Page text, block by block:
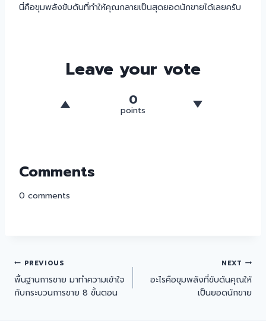
นี่คือขุมพลังขับดันที่ทำให้คุณกลายเป็นสุดยอดนักขายได้เลยครับ
Leave your vote
0
points
Comments
0 comments
PREVIOUS
พื้นฐานการขาย มาทำความเข้าใจ
กับกระบวนการขาย 8 ขั้นตอน
NEXT
อะไรคือขุมพลังที่ขับดันคุณให้
เป็นยอดนักขาย